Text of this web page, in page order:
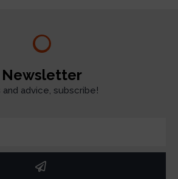
Newsletter
advice, subscribe!